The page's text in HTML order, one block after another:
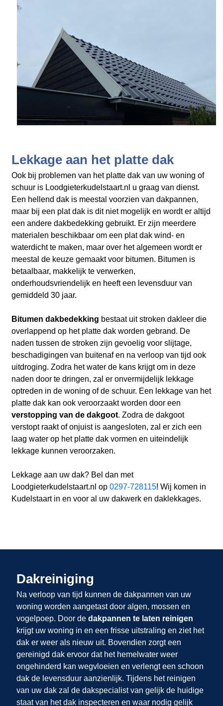
Lekkage aan het platte dak
Ook bij problemen van het platte dak van uw woning of
schuur is Loodgieterkudelstaart.nl u graag van dienst.
Een hellend dak is meestal voorzien van dakpannen,
maar bij een plat dak is dit niet mogelijk en wordt er altijd
een andere dakbedekking gebruikt. Er zijn meerdere
materialen beschikbaar om een plat dak wind- en
waterdicht te maken, maar over het algemeen wordt er
meestal de keuze gemaakt voor bitumen. Bitumen is
betaalbaar, makkelijk te verwerken,
onderhoudsvriendelijk en heeft een levensduur van
gemiddeld 30 jaar.
Bitumen dakbedekking bestaat uit stroken dakleer die
overlappend op het platte dak worden gebrand. De
naden tussen de stroken zijn gevoelig voor slijtage,
beschadigingen van buitenaf en na verloop van tijd ook
uitdroging. Zodra het water de kans krijgt om in deze
naden door te dringen, zal er onvermijdelijk lekkage
optreden in de woning of de schuur. Een lekkage van het
platte dak kan ook veroorzaakt worden door een
verstopping van de dakgoot. Zodra de dakgoot
verstopt raakt of onjuist is aangesloten, zal er zich een
laag water op het platte dak vormen en uiteindelijk
lekkage kunnen veroorzaken.
Lekkage aan uw dak? Bel dan met
Loodgieterkudelstaart.nl op 0297-728115! Wij komen in
Kudelstaart in en voor al uw dakwerk en daklekkages.
Dakreiniging
Na verloop van tijd kunnen de dakpannen van uw
woning worden aangetast door algen, mossen en
vogelpoep. Door de dakpannen te laten reinigen
krijgt uw woning in en een frisse uitstraling en ziet het
dak er weer als nieuw uit. Bovendien zorgt een
gereinigd dak ervoor dat het hemelwater weer
ongehinderd kan wegvloeien en verlengt een schoon
dak de levensduur aanzienlijk. Tijdens het reinigen
van uw dak zal de dakspecialist van gelijk de huidige
staat van het dak inspecteren en waar nodig gelijk